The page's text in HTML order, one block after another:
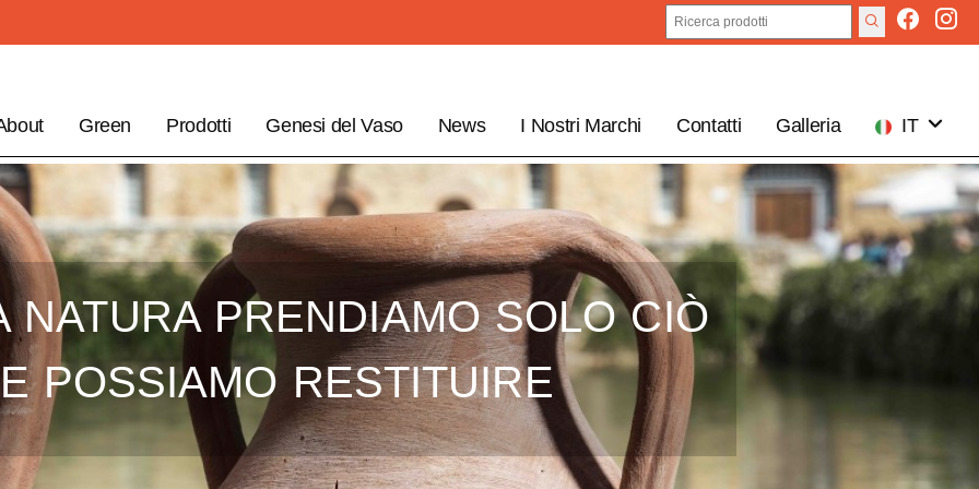
Green Prodotti Genesi del Vaso News I Nostri Marchi Contatti Galleria
IT
EN
NATURA PRENDIAMO SOLO CIÒ
POSSIAMO RESTITUIRE